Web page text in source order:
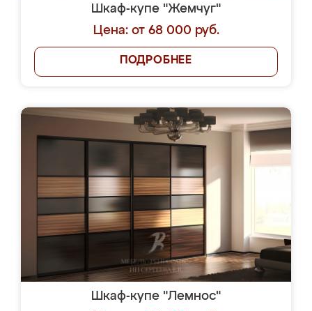
Шкаф-купе "Жемчуг"
Цена: от 68 000 руб.
ПОДРОБНЕЕ
Шкаф-купе "Лемнос"